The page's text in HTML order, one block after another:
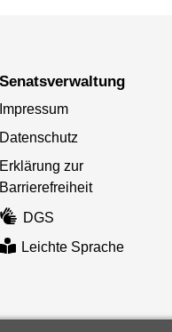
Senatsverwaltung
Impressum
Datenschutz
Erklärung zur
Barrierefreiheit
DGS
Leichte Sprache